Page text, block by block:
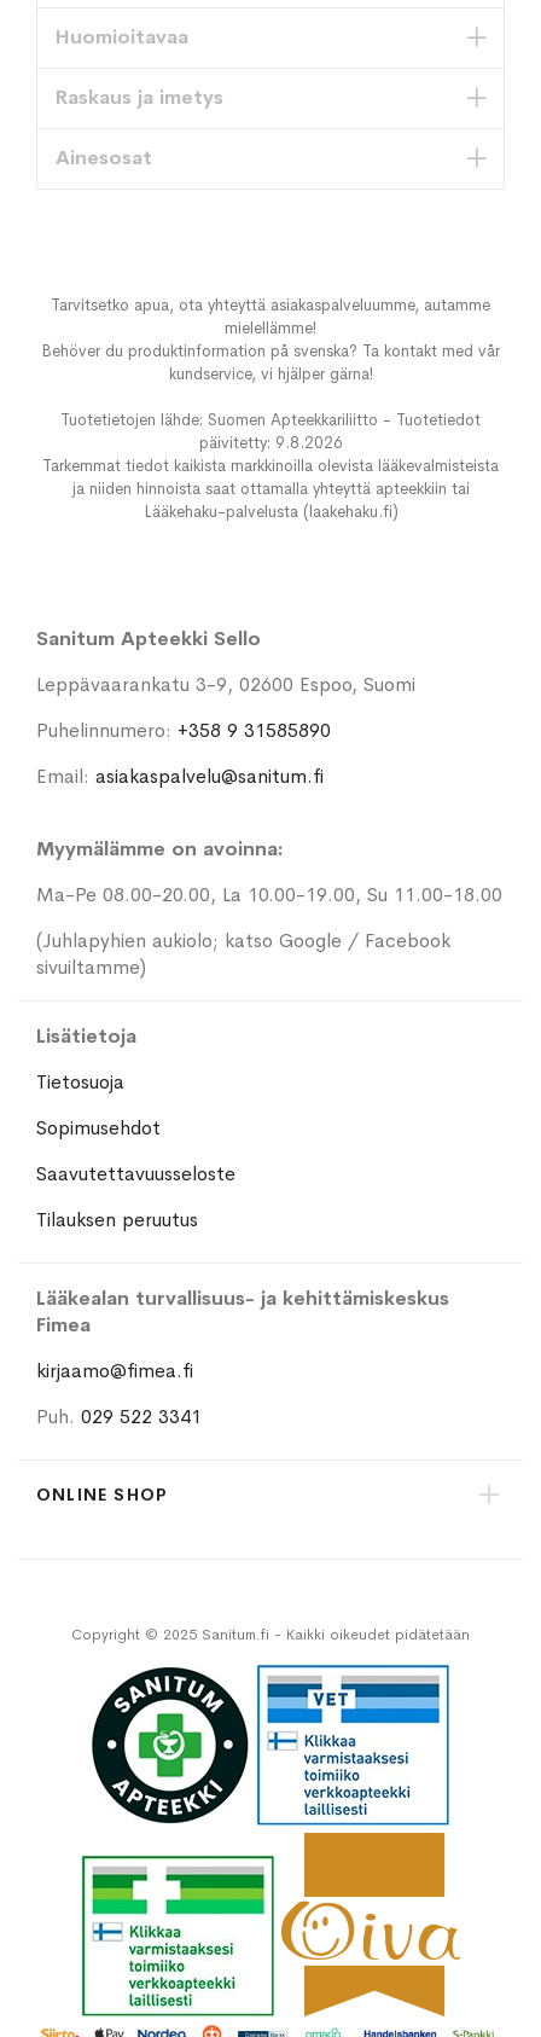
Huomioitavaa
Raskaus ja imetys
Ainesosat
Tarvitsetko apua, ota yhteyttä asiakaspalveluumme, autamme
mielellämme!
Behöver du produktinformation på svenska? Ta kontakt med vår
kundservice, vi hjälper gärna!
Tuotetietojen lähde: Suomen Apteekkariliitto - Tuotetiedot
päivitetty: 9.8.2026
Tarkemmat tiedot kaikista markkinoilla olevista lääkevalmisteista
ja niiden hinnoista saat ottamalla yhteyttä apteekkiin tai
Lääkehaku-palvelusta (laakehaku.fi)
Sanitum Apteekki Sello
Leppävaarankatu 3-9, 02600 Espoo, Suomi
Puhelinnumero: +358 9 31585890
Email: asiakaspalvelu@sanitum.fi
Myymälämme on avoinna:
Ma-Pe 08.00-20.00, La 10.00-19.00, Su 11.00-18.00
(Juhlapyhien aukiolo; katso Google / Facebook
sivuiltamme)
Lisätietoja
Tietosuoja
Sopimusehdot
Saavutettavuusseloste
Tilauksen peruutus
Lääkealan turvallisuus- ja kehittämiskeskus
Fimea
kirjaamo@fimea.fi
Puh. 029 522 3341
ONLINE SHOP
Copyright © 2025 Sanitum.fi - Kaikki oikeudet pidätetään